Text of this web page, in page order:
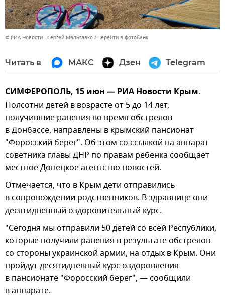
© РИА Новости . Сергей Мальгавко Перейти в фотобанк
Читать в МАКС Дзен Telegram
СИМФЕРОПОЛЬ, 15 июн — РИА Новости Крым.
Полсотни детей в возрасте от 5 до 14 лет,
получившие ранения во время обстрелов
в Донбассе, направлены в крымский пансионат
"Форосский берег". Об этом со ссылкой на аппарат
советника главы ДНР по правам ребенка сообщает
местное Донецкое агентство новостей.
Отмечается, что в Крым дети отправились
в сопровождении родственников. В здравнице они
десятидневный оздоровительный курс.
"Сегодня мы отправили 50 детей со всей Республики,
которые получили ранения в результате обстрелов
со стороны украинской армии, на отдых в Крым. Они
пройдут десятидневный курс оздоровления
в пансионате "Форосский берег", — сообщили
в аппарате.